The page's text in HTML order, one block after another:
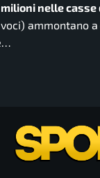
nelle
ammontano a